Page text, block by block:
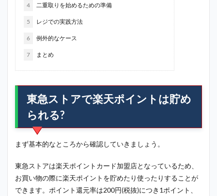
4 二重取りを始めるための準備
5 レジでの実践方法
6 例外的なケース
7 まとめ
東急ストアで楽天ポイントは貯め
られる?
まず基本的なところから確認していきましょう。
東急ストアは楽天ポイントカード加盟店となっているため、
お買い物の際に楽天ポイントを貯めたり使ったりすることが
できます。ポイント還元率は200円(税抜)につき1ポイント、